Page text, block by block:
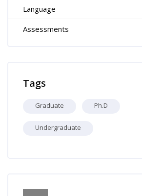
Language
Assessments
Tags
Graduate Ph.D
Undergraduate